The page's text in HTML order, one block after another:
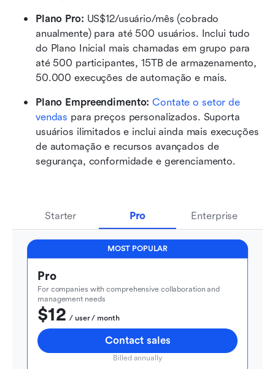
Plano Pro: US$12/usuário/mês (cobrado
anualmente) para até 500 usuários. Inclui tudo
do Plano Inicial mais chamadas em grupo para
até 500 participantes, 15TB de armazenamento,
50.000 execuções de automação e mais.
Plano Empreendimento: Contate o setor de
vendas para preços personalizados. Suporta
usuários ilimitados e inclui ainda mais execuções
de automação e recursos avançados de
segurança, conformidade e gerenciamento.
Starter Pro Enterprise
MOST POPULAR
Pro
For companies with comprehensive collaboration and
management needs
$12
  / user / month
Contact sales
Billed annually